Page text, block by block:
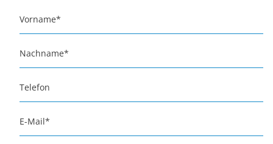
Vorname*
Nachname*
Telefon
E-Mail*